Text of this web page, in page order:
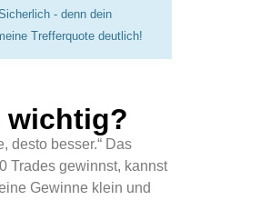
- denn dein
Trefferquote deutlich!
wichtig?
desto besser.“ Das
Trades gewinnst, kannst
Gewinne klein und